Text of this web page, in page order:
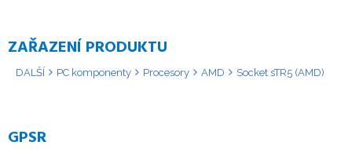
ZAŘAZENÍ PRODUKTU
DALŠÍ PC komponenty Procesory AMD Socket sTR5 (AMD)
GPSR